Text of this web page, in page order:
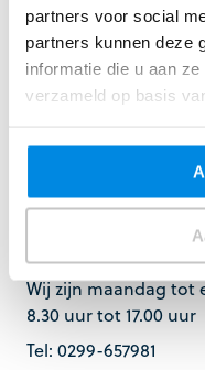
partners voor social
partners kunnen deze
informatie die u aan
verzameld op basis
1131 KA Volendam
Nederland
Volg ons
Wij zijn maandag tot
8.30 uur tot 17.00 uur
Tel: 0299-657981